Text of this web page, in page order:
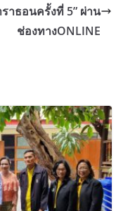
าธอนครั้งที่ 5” ผ่าน
ช่องทางONLINE